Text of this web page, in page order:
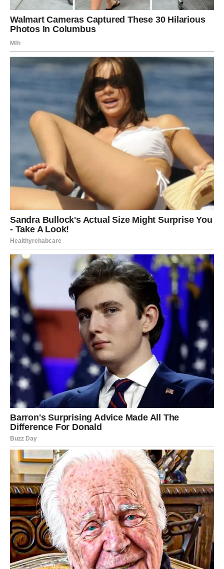
Zatim dolazikontrola izraza lica. Neutralno lice, bez trzaja,
nervoze ili šoka, razoružava svakog manipulatora. Ono kaže:
„Ne možeš me poremetiti.“ Ljudi koji pokušavaju izazvati
reakciju najviše mrze kada je ne dobiju. Kada ostanete mirni,
shvate da su izgubili moć nad vama.
Ako vas neko pritiska, ne morate se opravdavati ni ulaziti u
objašnjenja. Dovoljno je da ponovite svoj stav — mirno, bez
emocije. „Ne radim to.“ „Već sam rekla.“ „To nije opcija.“
Ovo ponavljanje bez promjene tona pokazujeunutrašnju
čvrstinu
. Manipulator odustaje kad shvati da vas ne može
pomjeriti iz ravnoteže.
Jedan od najsuptilnijih, ali najmoćnijih alata jekontakt očima.
Pogled koji traje nekoliko sekundi, a zatim se mirno skrene i
prisutnost. Ljudi instinktivno poštuju one koji se ne sklanjaju i
ne skrivaju.
Kada savladate ove male, ali duboke psihološke trikove,
primijetićete promjenu. Ljudi vas neće izbjegavati, ali će
vas
gledati s dozom opreza i poštovanja.
Shvatiće da
niste osoba s kojom se igra, i da vaše granice nisu
pregovaračke. To nije strah — to je priznanje vaše energije,
vašeg samopouzdanja i vaše stabilnosti.